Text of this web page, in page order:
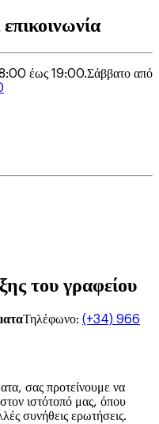
έως 19:00.Σάββατο από
του γραφείου
Τηλέφωνο: (+34) 966
σας προτείνουμε να
στον ιστότοπό μας, όπου
συνήθεις ερωτήσεις.